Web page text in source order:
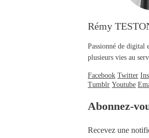
Rémy
Passionné de digital
plusieurs vies au
Facebook Twitter
Tumblr Youtube
Abonnez-
Recevez une